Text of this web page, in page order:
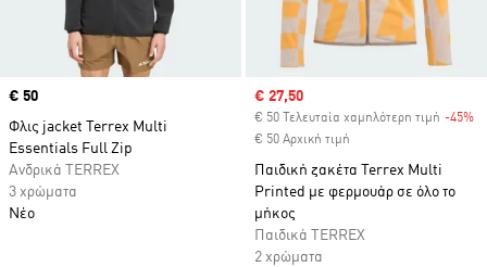
Price
€ 50
Φλις jacket Terrex Multi
Essentials Full Zip
Ανδρικά TERREX
3 χρώματα
Νέο
Sale price
€ 27,50
€ 50 Τελευταία χαμηλότερη τιμή -45%
€ 50 Αρχική τιμή
Παιδική ζακέτα Terrex Multi
Printed με φερμουάρ σε όλο το
μήκος
Παιδικά TERREX
2 χρώματα